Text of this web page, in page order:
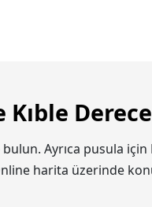
Kıble
Ayrıca pusula
harita üzerinde